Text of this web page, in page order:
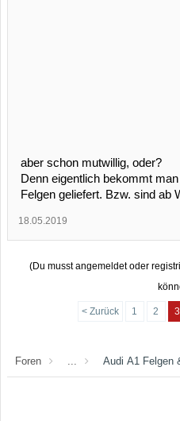
aber schon mutwillig, oder?
Denn eigentlich bekommt
Felgen geliefert. Bzw. sind ab
18.05.2019
(Du musst angemeldet oder
< Zurück 1 2 3
Foren Audi A1 Felgen